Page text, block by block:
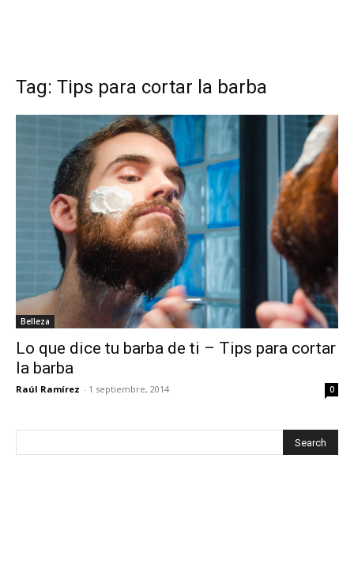
Tag: Tips para cortar la barba
Belleza
Lo que dice tu barba de ti – Tips para cortar
la barba
Raúl Ramírez - 1 septiembre, 2014 0